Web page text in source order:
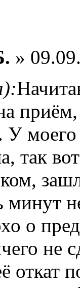
»
У
так
о
не
откат